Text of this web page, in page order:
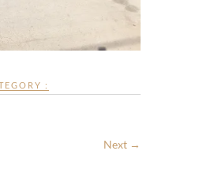
:
Next →